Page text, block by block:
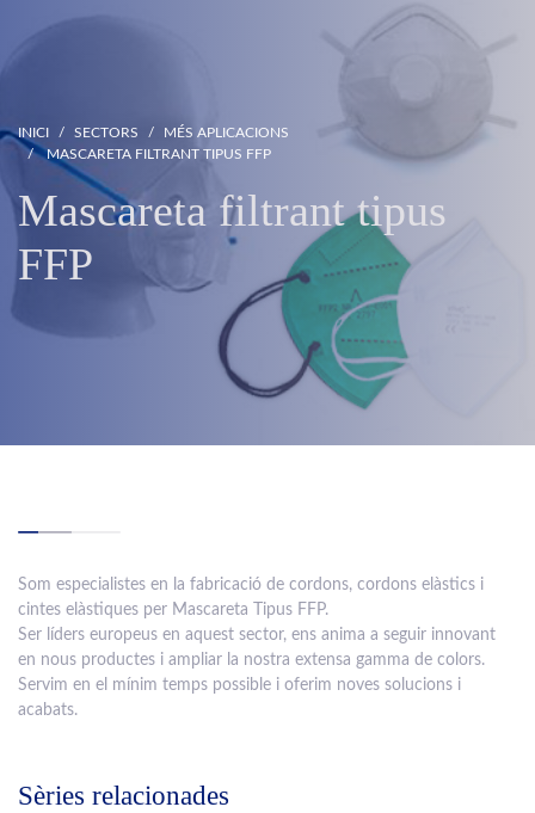
INICI SECTORS
MÉS APLICACIONS
MASCARETA FILTRANT TIPUS FFP
Mascareta filtrant tipus
FFP
Som especialistes en la fabricació de cordons, cordons elàstics i
cintes elàstiques per Mascareta Tipus FFP.
Ser líders europeus en aquest sector, ens anima a seguir innovant
en nous productes i ampliar la nostra extensa gamma de colors.
Servim en el mínim temps possible i oferim noves solucions i
acabats.
Sèries relacionades